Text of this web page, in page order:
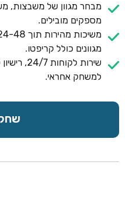
מבחר מגוון של משבצות,
מספקים מובילים.
מגוונים כולל קריפטו.
למשחק אחראי.